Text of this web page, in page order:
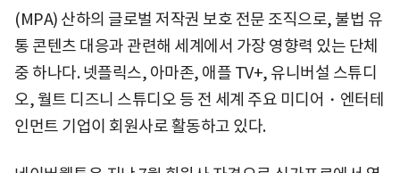
(MPA) 산하의 글로벌 저작권 보호 전문 조직으로, 불법 유
통 콘텐츠 대응과 관련해 세계에서 가장 영향력 있는 단체
중 하나다. 넷플릭스, 아마존, 애플 TV+, 유니버설 스튜디
오, 월트 디즈니 스튜디오 등 전 세계 주요 미디어・엔터테
인먼트 기업이 회원사로 활동하고 있다.